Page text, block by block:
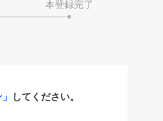
本登録完了
してください。